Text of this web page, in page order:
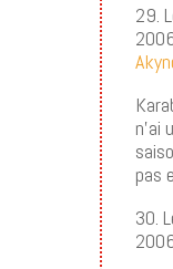
29.
n’ai
pas
30.